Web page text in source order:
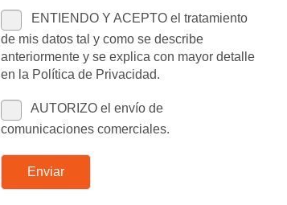
ENTIENDO Y ACEPTO el tratamiento
de mis datos tal y como se describe
anteriormente y se explica con mayor detalle
en la Política de Privacidad.
AUTORIZO el envío de
comunicaciones comerciales.
Enviar